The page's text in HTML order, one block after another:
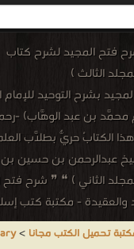
بشرح التوحيد
محمَّد بن عبد الوهَّاب) -
الكتابُ حريٌّ بطلَّاب
عبدالرحمن بن حسين بن
الثاني ) ❝ ❞ شرح
والعقيدة - مكتبة كتب
تحميل الكتب مجانا >